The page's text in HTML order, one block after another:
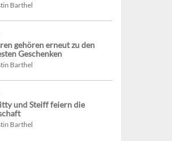
Barthel
gehören erneut zu den
Geschenken
Barthel
und Steiff feiern die
Barthel